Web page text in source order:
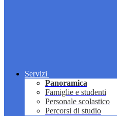
Servizi
Panoramica
Famiglie e studenti
Personale scolastico
Percorsi di studio